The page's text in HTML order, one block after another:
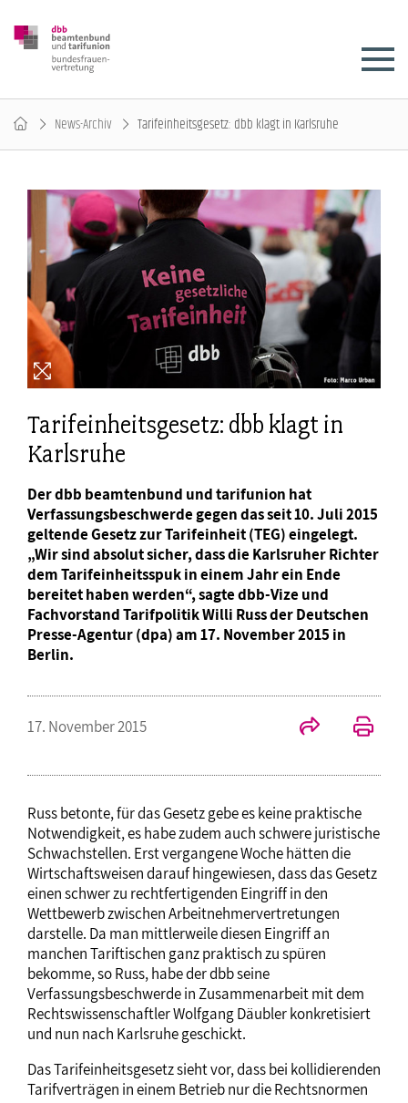
News-Archiv Tarifeinheitsgesetz: dbb klagt in Karlsruhe
Tarifeinheitsgesetz: dbb klagt in
Karlsruhe
Der dbb beamtenbund und tarifunion hat
Verfassungsbeschwerde gegen das seit 10. Juli 2015
geltende Gesetz zur Tarifeinheit (TEG) eingelegt.
„Wir sind absolut sicher, dass die Karlsruher Richter
dem Tarifeinheitsspuk in einem Jahr ein Ende
bereitet haben werden“, sagte dbb-Vize und
Fachvorstand Tarifpolitik Willi Russ der Deutschen
Presse-Agentur (dpa) am 17. November 2015 in
Berlin.
17. November 2015
Russ betonte, für das Gesetz gebe es keine praktische
Notwendigkeit, es habe zudem auch schwere juristische
Schwachstellen. Erst vergangene Woche hätten die
Wirtschaftsweisen darauf hingewiesen, dass das Gesetz
einen schwer zu rechtfertigenden Eingriff in den
Wettbewerb zwischen Arbeitnehmervertretungen
darstelle. Da man mittlerweile diesen Eingriff an
manchen Tariftischen ganz praktisch zu spüren
bekomme, so Russ, habe der dbb seine
Verfassungsbeschwerde in Zusammenarbeit mit dem
Rechtswissenschaftler Wolfgang Däubler konkretisiert
und nun nach Karlsruhe geschickt.
Das Tarifeinheitsgesetz sieht vor, dass bei kollidierenden
Tarifverträgen in einem Betrieb nur die Rechtsnormen